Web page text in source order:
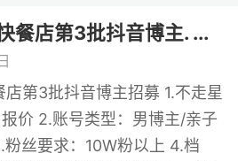
餐店第3批抖音博主. ...
第3批抖音博主招募 1.不走星
价 2.账号类型：男博主/亲子
丝要求：10W粉以上 4.档